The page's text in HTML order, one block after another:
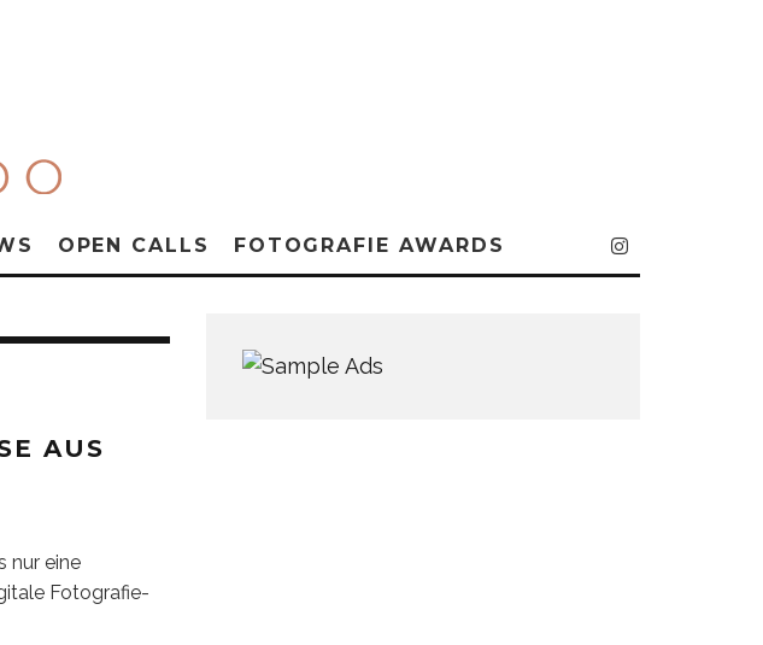
OPEN CALLS FOTOGRAFIE AWARDS
AUS
nur eine
Fotografie-